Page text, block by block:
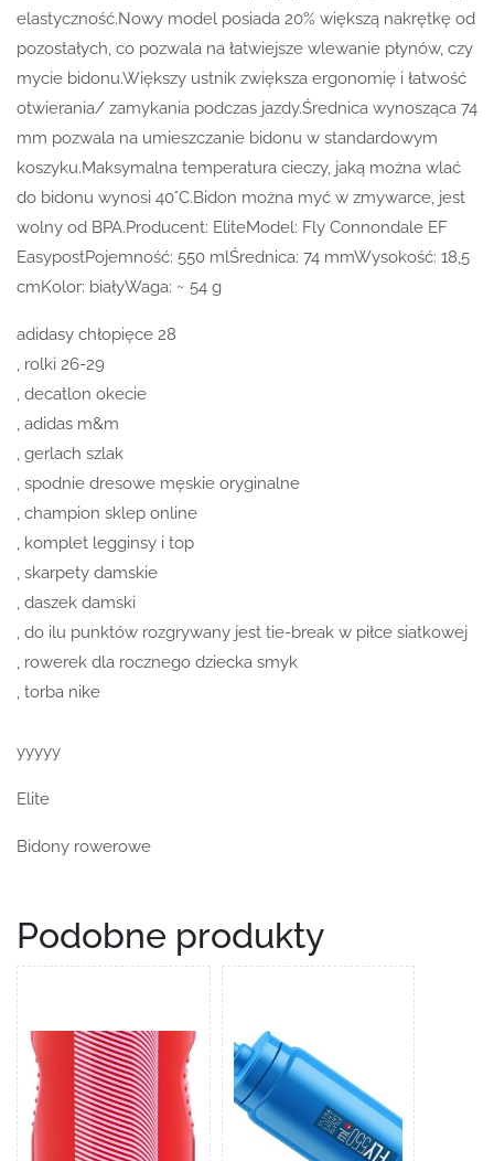
elastyczność.Nowy model posiada 20% większą nakrętkę od
pozostałych, co pozwala na łatwiejsze wlewanie płynów, czy
mycie bidonu.Większy ustnik zwiększa ergonomię i łatwość
otwierania/ zamykania podczas jazdy.Średnica wynosząca 74
mm pozwala na umieszczanie bidonu w standardowym
koszyku.Maksymalna temperatura cieczy, jaką można wlać
do bidonu wynosi 40°C.Bidon można myć w zmywarce, jest
wolny od BPA.Producent: EliteModel: Fly Connondale EF
EasypostPojemność: 550 mlŚrednica: 74 mmWysokość: 18,5
cmKolor: białyWaga: ~ 54 g
adidasy chłopięce 28
, rolki 26-29
, decatlon okecie
, adidas m&m
, gerlach szlak
, spodnie dresowe męskie oryginalne
, champion sklep online
, komplet legginsy i top
, skarpety damskie
, daszek damski
, do ilu punktów rozgrywany jest tie-break w piłce siatkowej
, rowerek dla rocznego dziecka smyk
, torba nike
yyyyy
Elite
Bidony rowerowe
Podobne produkty